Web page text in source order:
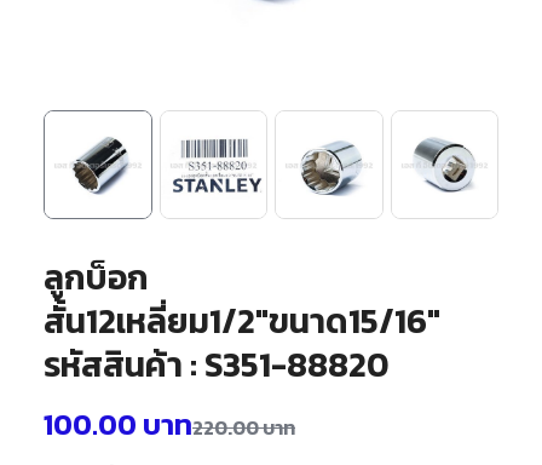
ลูกบ็อก
สั้น12เหลี่ยม1/2″ขนาด15/16″
รหัสสินค้า : S351-88820
220.00บาท
100.00 บาท